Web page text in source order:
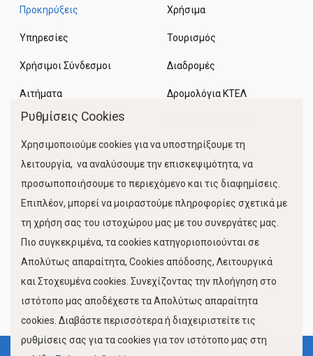
Προκηρύξεις
Υπηρεσίες
Χρήσιμοι Σύνδεσμοι
Αιτήματα
Χρήσιμα
Τουρισμός
Διαδρομές
Δρομολόγια ΚΤΕΛ
Κίνηση Λιμένος
FOLLOW US
Ρυθμίσεις Cookies
Χρησιμοποιούμε cookies για να υποστηρίξουμε τη
λειτουργία, να αναλύσουμε την επισκεψιμότητα, να
προσωποποιήσουμε το περιεχόμενο και τις διαφημίσεις.
Επιπλέον, μπορεί να μοιραστούμε πληροφορίες σχετικά με
τη χρήση σας του ιστοχώρου μας με του συνεργάτες μας.
Πιο συγκεκριμένα, τα cookies κατηγοριοποιούνται σε
Απολύτως απαραίτητα, Cookies απόδοσης, Λειτουργικά
και Στοχευμένα cookies. Συνεχίζοντας την πλοήγηση στο
ιστότοπο μας αποδέχεστε τα Απολύτως απαραίτητα
cookies. Διαβάστε περισσότερα ή διαχειριστείτε τις
ρυθμίσεις σας για τα cookies για τον ιστότοπο μας στη